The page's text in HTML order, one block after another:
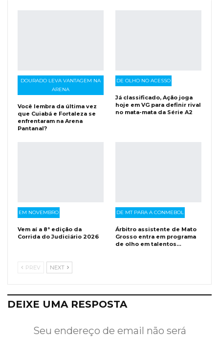
DOURADO LEVA VANTAGEM NA
ARENA
Você lembra da última vez
que Cuiabá e Fortaleza se
enfrentaram na Arena
Pantanal?
DE OLHO NO ACESSO
Já classificado, Ação joga
hoje em VG para definir rival
no mata-mata da Série A2
EM NOVEMBRO
Vem aí a 8ª edição da
Corrida do Judiciário 2026
DE MT PARA A CONMEBOL
Árbitro assistente de Mato
Grosso entra em programa
de olho em talentos…
PREV NEXT
DEIXE UMA RESPOSTA
Seu endereço de email não será